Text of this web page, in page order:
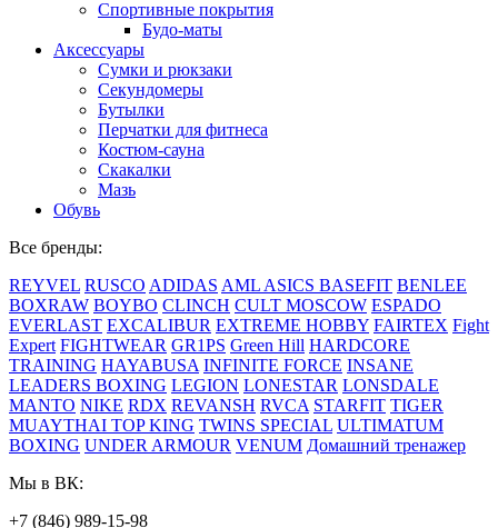
Спортивные покрытия
Будо-маты
Аксессуары
Сумки и рюкзаки
Секундомеры
Бутылки
Перчатки для фитнеса
Костюм-сауна
Скакалки
Мазь
Обувь
Все бренды:
REYVEL RUSCO ADIDAS AML ASICS BASEFIT BENLEE
BOXRAW BOYBO CLINCH CULT MOSCOW ESPADO
EVERLAST EXCALIBUR EXTREME HOBBY FAIRTEX Fight
Expert FIGHTWEAR GR1PS Green Hill HARDCORE
TRAINING HAYABUSA INFINITE FORCE INSANE
LEADERS BOXING LEGION LONESTAR LONSDALE
MANTO NIKE RDX REVANSH RVCA STARFIT TIGER
MUAYTHAI TOP KING TWINS SPECIAL ULTIMATUM
BOXING UNDER ARMOUR VENUM Домашний тренажер
Мы в ВК:
+7 (846) 989-15-98